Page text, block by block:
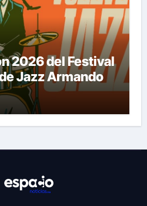
2026 del Festival
Jazz Armando